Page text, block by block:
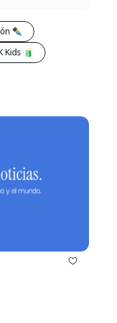
✒️
Kids 🧃